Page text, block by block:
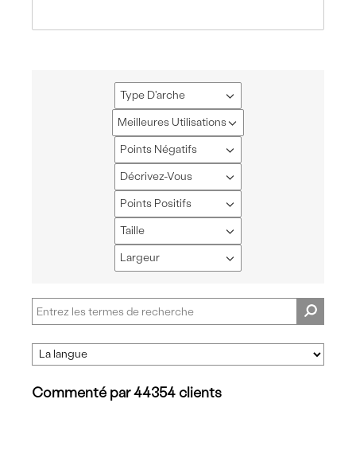
Type D'arche
Français
Meilleures Utilisations
Français
Points Négatifs
Français
Décrivez-Vous
Français
Points Positifs
Français
Taille
Français
Largeur
Français
Commenté par 44354 clients